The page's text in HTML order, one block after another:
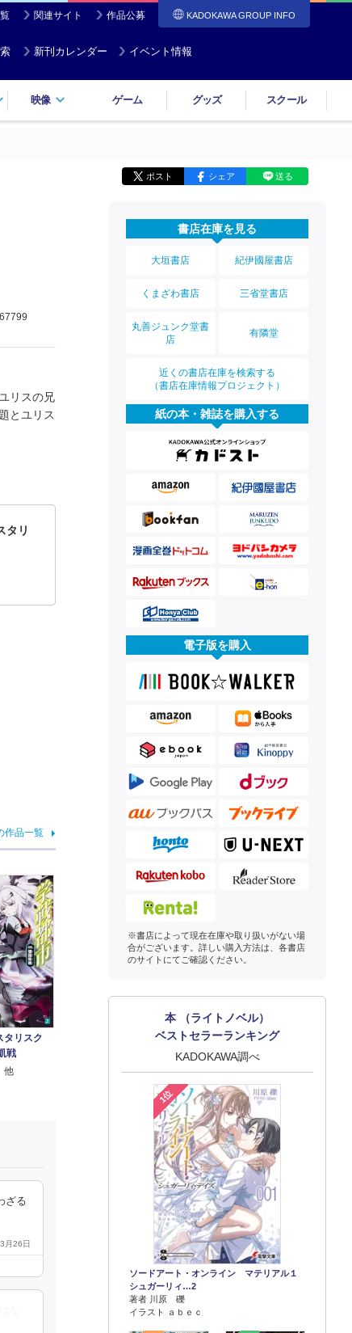
関連サイト 作品公募 KADOKAWA GROUP INFO
新刊カレンダー イベント情報
映像 ゲーム グッズ スクール
ポスト シェア 送る
リスの兄
とユリス
タリ
作品一覧
タリスク
戦
他
ざる
月26日
書店在庫を見る
大垣書店 紀伊國屋書店
くまざわ書店 三省堂書店
丸善ジュンク堂書
店
有隣堂
近くの書店在庫を検索する
（書店在庫情報プロジェクト）
紙の本・雑誌を購入する
電子版を購入
※書店によって現在在庫や取り扱いがない場
合がございます。詳しい購入方法は、各書店
のサイトにてご確認ください。
本 （ライトノベル）
ベストセラーランキング
KADOKAWA調べ
1位
ソードアート・オンライン マテリアル１
シュガーリィ…2
著者 川原 礫
イラスト ａｂｅｃ